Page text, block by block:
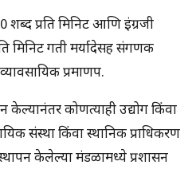
शब्द प्रति मिनिट आणि इंग्रजी
मिनिट गती मर्यादेसह संगणक
प्रमाणपत्र.
केल्यानंतर कोणत्याही उद्योग किंवा
संस्था किंवा स्थानिक प्राधिकरण
केलेल्या मंडळामध्ये प्रशासन